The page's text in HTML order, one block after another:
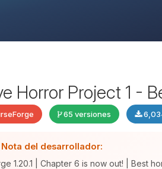
Horror Project 1 -
65 versiones
Nota del desarrollador:
1.20.1 | Chapter 6 is now out! | Best